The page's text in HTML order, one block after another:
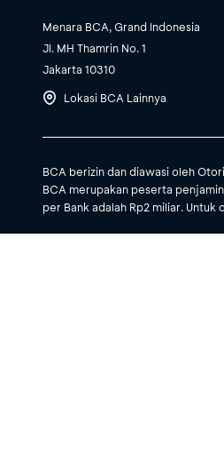
Menara BCA, Grand Indonesia
Jl. MH Thamrin No. 1
Jakarta 10310
Lokasi BCA Lainnya
BCA berizin dan diawasi oleh
BCA merupakan peserta
per Bank adalah Rp2 miliar. Untuk